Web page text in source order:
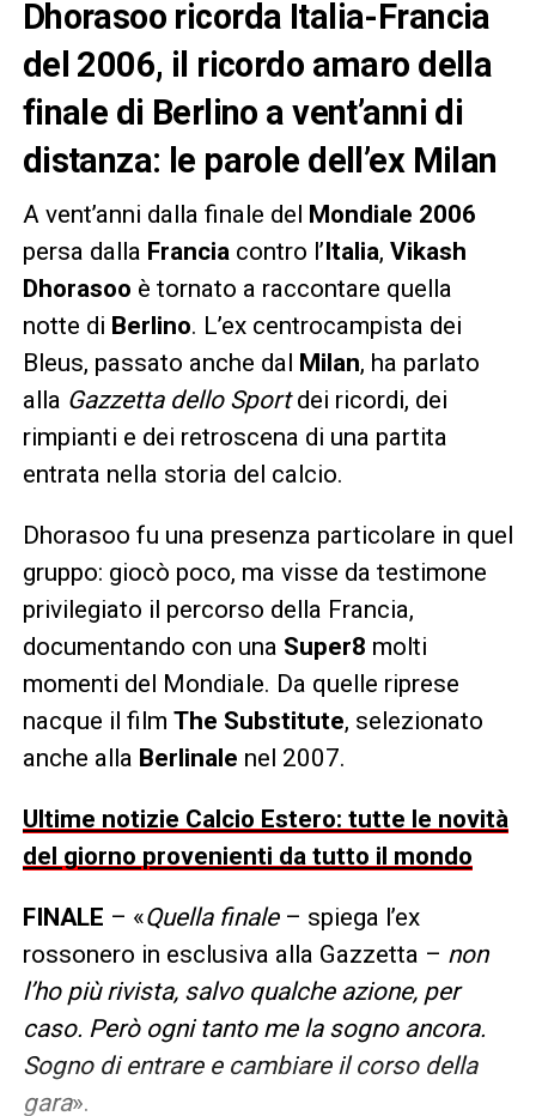
Dhorasoo ricorda Italia-Francia
del 2006, il ricordo amaro della
finale di Berlino a vent’anni di
distanza: le parole dell’ex Milan
A vent’anni dalla finale del
Mondiale 2006
persa dalla Franciacontro l’ Italia, Vikash
Dhorasoo è tornato a raccontare quella
notte di Berlino. L’ex centrocampista dei
Bleus, passato anche dal
Milan, ha parlato
alla Gazzetta dello Sportdei ricordi, dei
rimpianti e dei retroscena di una partita
entrata nella storia del calcio.
Dhorasoo fu una presenza particolare in quel
gruppo: giocò poco, ma visse da testimone
privilegiato il percorso della Francia,
documentando con una Super8 molti
momenti del Mondiale. Da quelle riprese
nacque il film The Substitute, selezionato
anche alla Berlinale nel 2007.
Ultime notizie Calcio Estero: tutte le novità
del giorno provenienti da tutto il mondo
FINALE – «Quella finale– spiega l’ex
rossonero in esclusiva alla Gazzetta – non
l’ho più rivista, salvo qualche azione, per
caso. Però ogni tanto me la sogno ancora.
Sogno di entrare e cambiare il corso della
gara».